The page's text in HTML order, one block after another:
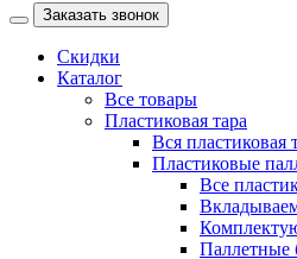
Заказать звонок
Скидки
Каталог
Все товары
Пластиковая тара
Вся пластиковая
Пластиковые
Все
Паллетные